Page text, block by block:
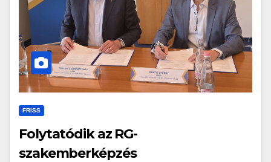
FRISS
Folytatódik az RG-
szakemberképzés